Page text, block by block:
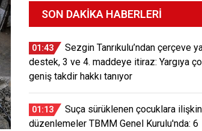
SON DAKIKA HABERLERI
01:43
Sezgin Tanrıkulu’ndan çerçeve
destek, 3 ve 4. maddeye itiraz: Yargıya
geniş takdir hakkı tanıyor
01:13
Suça sürüklenen çocuklara ilişkin
düzenlemeler TBMM Genel Kurulu'nda: 6